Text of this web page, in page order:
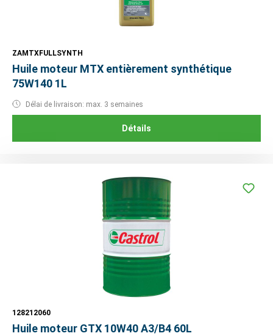
ZAMTXFULLSYNTH
Huile moteur MTX entièrement synthétique
75W140 1L
Délai de livraison: max. 3 semaines
Détails
128212060
Huile moteur GTX 10W40 A3/B4 60L